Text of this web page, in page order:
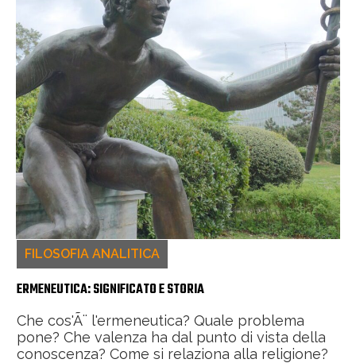
FILOSOFIA ANALITICA
ERMENEUTICA: SIGNIFICATO E STORIA
Che cos'Ã¨ l'ermeneutica? Quale problema
pone? Che valenza ha dal punto di vista della
conoscenza? Come si relaziona alla religione?